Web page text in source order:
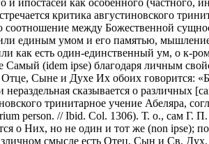
критика августиновского
соотношение между Божественной
единым умом и его памятью,
как есть один-единственный ум, о к-
Самый (idem ipse) благодаря личным
Сыне и Духе Их обоих говорится:
сказывается о
тринитарное учение Абеляра,
person. // Ibid. Col. 1306). Т. о., сам Г.
о Них, но не один и тот же (non ipse);
смысле есть Отец, Сын и Св.